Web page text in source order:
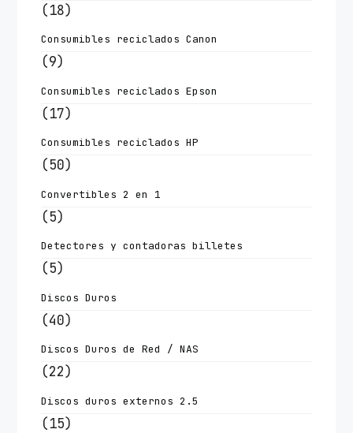
(18)
Consumibles reciclados Canon
(9)
Consumibles reciclados Epson
(17)
Consumibles reciclados HP
(50)
Convertibles 2 en 1
(5)
Detectores y contadoras billetes
(5)
Discos Duros
(40)
Discos Duros de Red / NAS
(22)
Discos duros externos 2.5
(15)